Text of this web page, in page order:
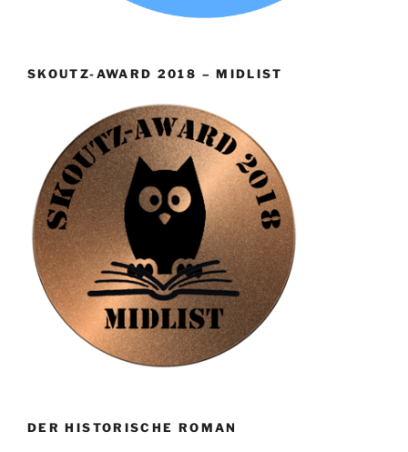
SKOUTZ-AWARD 2018 – MIDLIST
DER HISTORISCHE ROMAN